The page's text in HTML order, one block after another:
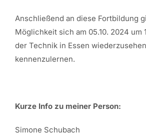
Anschließend an diese Fortbildung
Möglichkeit sich am 05.10. 2024 um
der Technik in Essen
kennenzulernen.
Kurze Info zu meiner Person:
Simone Schubach